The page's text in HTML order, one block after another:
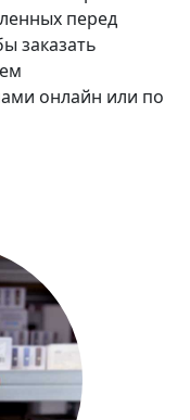
перед
заказать
онлайн или по